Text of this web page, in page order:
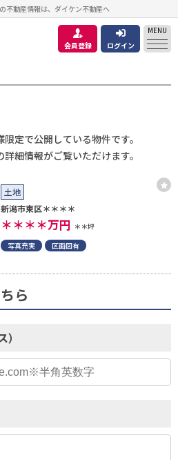
不動産情報は、ダイケン不動産へ
会員登録 ログイン
MENU
定で公開している物件です。
細情報がご覧いただけます。
土地
新潟市東区＊＊＊＊
＊＊＊＊万円 ＊＊坪
写真充実
区画図有
ら